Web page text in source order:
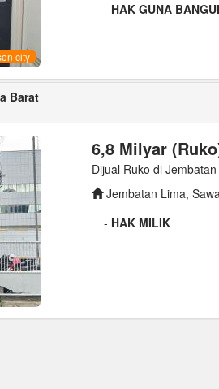
city
- HAK GUNA
Barat
6,8 Milyar
Dijual Ruko di
Jembatan Lima,
- HAK MILIK